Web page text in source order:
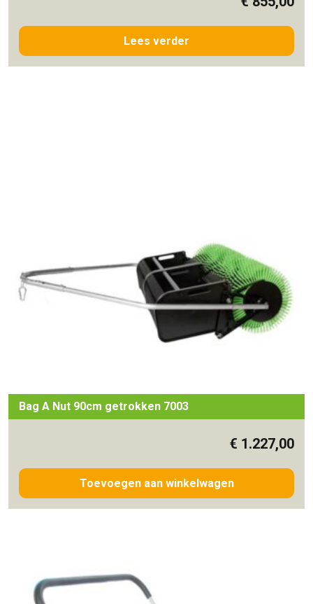
Lees verder
Bag A Nut 90cm getrokken 7003
€ 1.227,00
Toevoegen aan winkelwagen